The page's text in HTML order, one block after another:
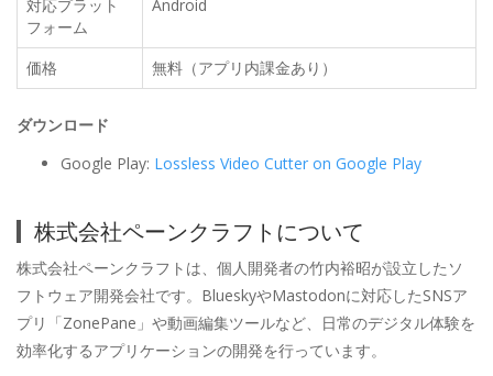
対応プラット
フォーム
Android
価格 無料（アプリ内課金あり）
ダウンロード
Google Play: Lossless Video Cutter on Google Play
株式会社ペーンクラフトについて
株式会社ペーンクラフトは、個人開発者の竹内裕昭が設立したソ
フトウェア開発会社です。BlueskyやMastodonに対応したSNSア
プリ「ZonePane」や動画編集ツールなど、日常のデジタル体験を
効率化するアプリケーションの開発を行っています。